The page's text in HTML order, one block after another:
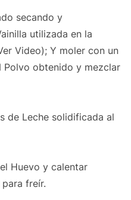
secando y
utilizada en la
Video); Y moler con un
Polvo obtenido y mezclar
de Leche solidificada al
Huevo y calentar
freír.